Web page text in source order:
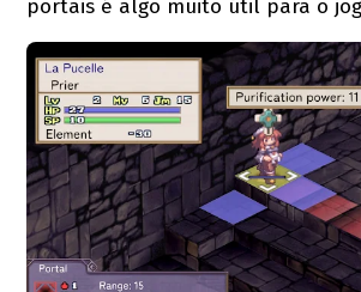
portais é algo muito útil para o